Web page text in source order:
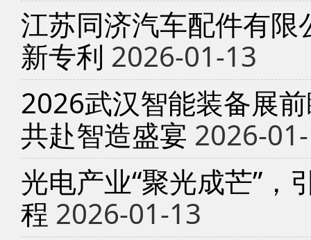
江苏同济汽车配件有
新专利 2026-01-13
2026武汉智能装备展
共赴智造盛宴 2026-
光电产业“聚光成芒”，
程 2026-01-13